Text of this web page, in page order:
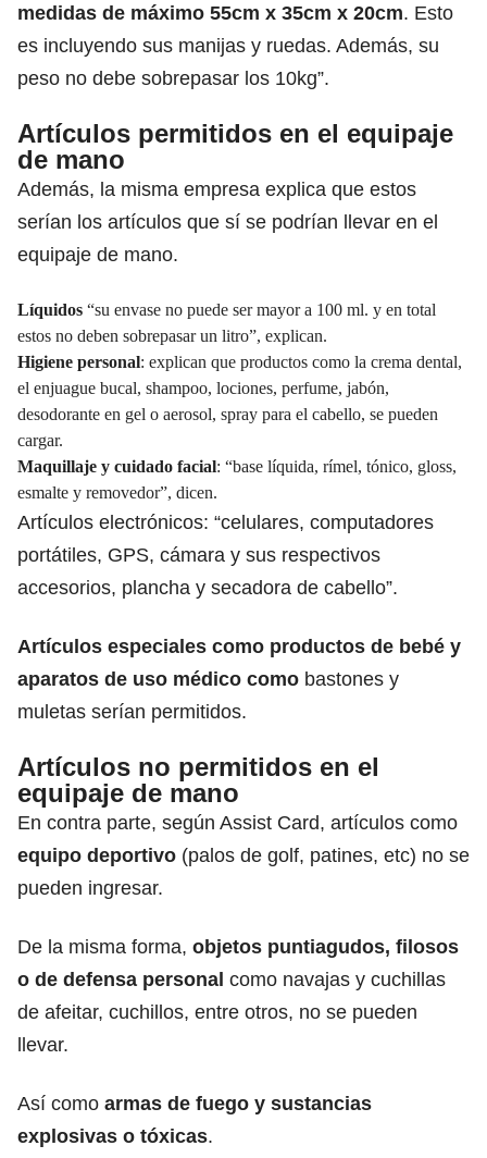
medidas de máximo 55cm x 35cm x 20cm. Esto
es incluyendo sus manijas y ruedas. Además, su
peso no debe sobrepasar los 10kg”.
Artículos permitidos en el equipaje
de mano
Además, la misma empresa explica que estos
serían los artículos que sí se podrían llevar en el
equipaje de mano.
Líquidos “su envase no puede ser mayor a 100 ml. y en total
estos no deben sobrepasar un litro”, explican.
Higiene personal: explican que productos como la crema dental,
el enjuague bucal, shampoo, lociones, perfume, jabón,
desodorante en gel o aerosol, spray para el cabello, se pueden
cargar.
Maquillaje y cuidado facial: “base líquida, rímel, tónico, gloss,
esmalte y removedor”, dicen.
Artículos electrónicos: “celulares, computadores
portátiles, GPS, cámara y sus respectivos
accesorios, plancha y secadora de cabello”.
Artículos especiales como productos de bebé y
aparatos de uso médico como bastones y
muletas serían permitidos.
Artículos no permitidos en el
equipaje de mano
En contra parte, según Assist Card, artículos como
equipo deportivo (palos de golf, patines, etc) no se
pueden ingresar.
De la misma forma, objetos puntiagudos, filosos
o de defensa personal como navajas y cuchillas
de afeitar, cuchillos, entre otros, no se pueden
llevar.
Así como armas de fuego y sustancias
explosivas o tóxicas.